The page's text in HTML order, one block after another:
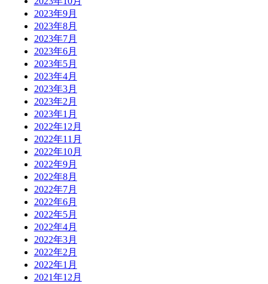
2023年9月
2023年8月
2023年7月
2023年6月
2023年5月
2023年4月
2023年3月
2023年2月
2023年1月
2022年12月
2022年11月
2022年10月
2022年9月
2022年8月
2022年7月
2022年6月
2022年5月
2022年4月
2022年3月
2022年2月
2022年1月
2021年12月